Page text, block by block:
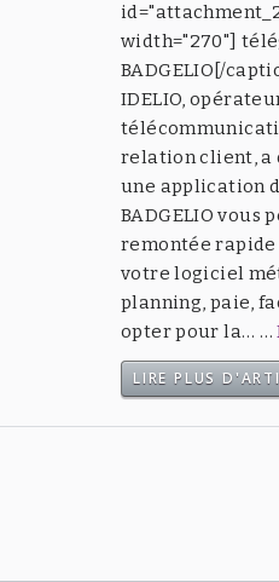
width="270"]
BADGELIO[/
IDELIO,
relation client, a
une application
BADGELIO vous
remontée rapide
votre logiciel
planning, paie,
opter pour la… …
LIRE PLUS